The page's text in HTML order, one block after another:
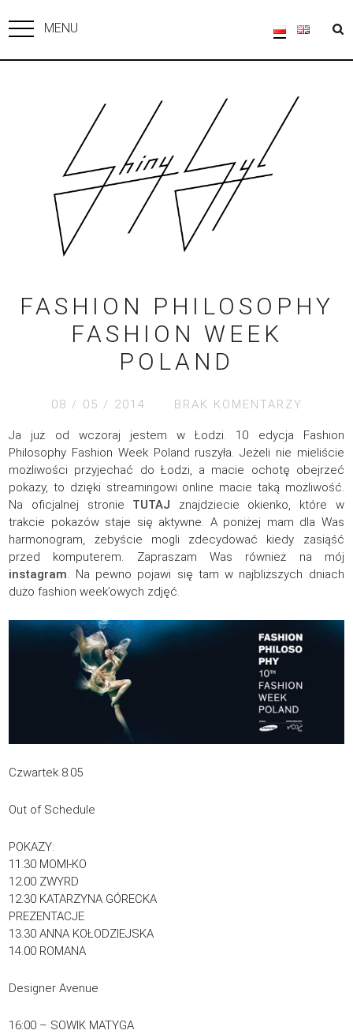
MENU
FASHION PHILOSOPHY
FASHION WEEK
POLAND
08 / 05 / 2014 BRAK KOMENTARZY
Ja już od wczoraj jestem w Łodzi. 10 edycja Fashion
Philosophy Fashion Week Poland ruszyła. Jeżeli nie mieliście
możliwości przyjechać do Łodzi, a macie ochotę obejrzeć
pokazy, to dzięki streamingowi online macie taką możliwość.
Na oficjalnej stronie TUTAJ znajdziecie okienko, które w
trakcie pokazów staje się aktywne. A poniżej mam dla Was
harmonogram, żebyście mogli zdecydować kiedy zasiąść
przed komputerem. Zapraszam Was również na mój
instagram. Na pewno pojawi się tam w najbliższych dniach
dużo fashion week’owych zdjęć.
Czwartek 8.05
Out of Schedule
POKAZY:
11.30 MOMI-KO
12.00 ZWYRD
12.30 KATARZYNA GÓRECKA
PREZENTACJE
13.30 ANNA KOŁODZIEJSKA
14.00 ROMANA
Designer Avenue
16:00 – SOWIK MATYGA